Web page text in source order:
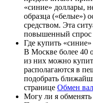
«синие» доллары,
образца («белые»)
средством. Эта
повышенный спрос
Где купить
В Москве более 40
из них можно
располагаются в
подобрать
странице Обмен
Могу ли я обменять